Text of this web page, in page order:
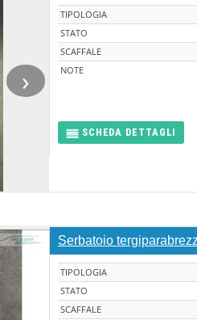
›
TIPOLOGIA
STATO
SCAFFALE
NOTE
SCHEDA DETTAGLI
Serbatoio
TIPOLOGIA
STATO
SCAFFALE